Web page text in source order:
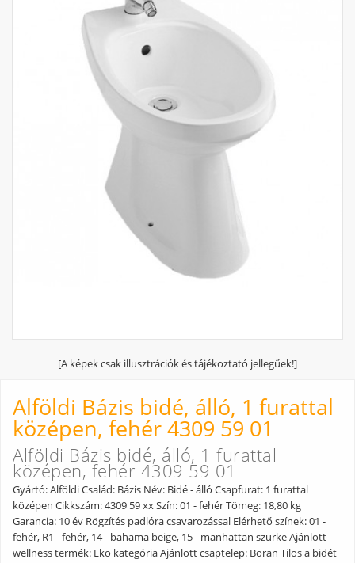
[A képek csak illusztrációk és tájékoztató jellegűek!]
Alföldi Bázis bidé, álló, 1 furattal
középen, fehér 4309 59 01
Alföldi Bázis bidé, álló, 1 furattal
középen, fehér 4309 59 01
Gyártó: Alföldi Család: Bázis Név: Bidé - álló Csapfurat: 1 furattal
középen Cikkszám: 4309 59 xx Szín: 01 - fehér Tömeg: 18,80 kg
Garancia: 10 év Rögzítés padlóra csavarozással Elérhető színek: 01 -
fehér, R1 - fehér, 14 - bahama beige, 15 - manhattan szürke Ajánlott
wellness termék: Eko kategória Ajánlott csaptelep: Boran Tilos a bidét